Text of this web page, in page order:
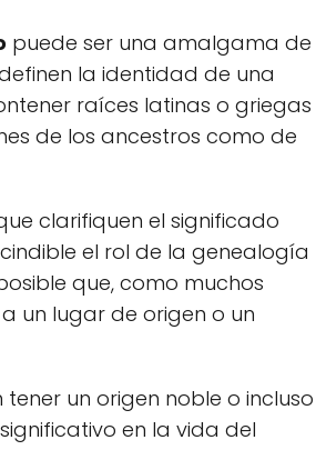
puede ser una amalgama de
la identidad de una
raíces latinas o griegas
de los ancestros como de
clarifiquen el significado
el rol de la genealogía
que, como muchos
un lugar de origen o un
un origen noble o incluso
en la vida del